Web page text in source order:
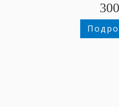
300